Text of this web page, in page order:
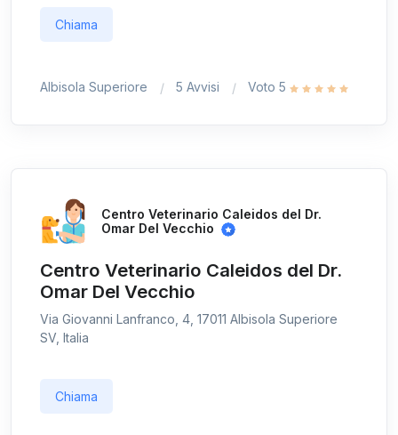
Chiama
Albisola Superiore 5 Avvisi Voto 5
Centro Veterinario Caleidos del Dr.
Omar Del Vecchio
Centro Veterinario Caleidos del Dr.
Omar Del Vecchio
Via Giovanni Lanfranco, 4, 17011 Albisola Superiore
SV, Italia
Chiama